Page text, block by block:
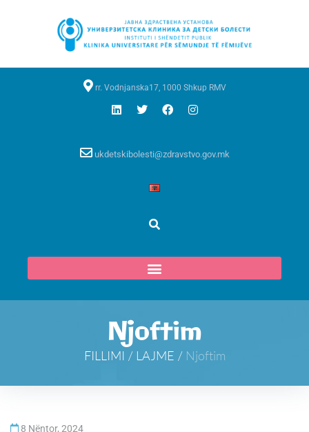
rr. Vodnjanska17, 1000 Shkup RMV
ukdetskibolesti@zdravstvo.gov.mk
Njoftim
FILLIMI / LAJME / Njoftim
8 Nëntor, 2024